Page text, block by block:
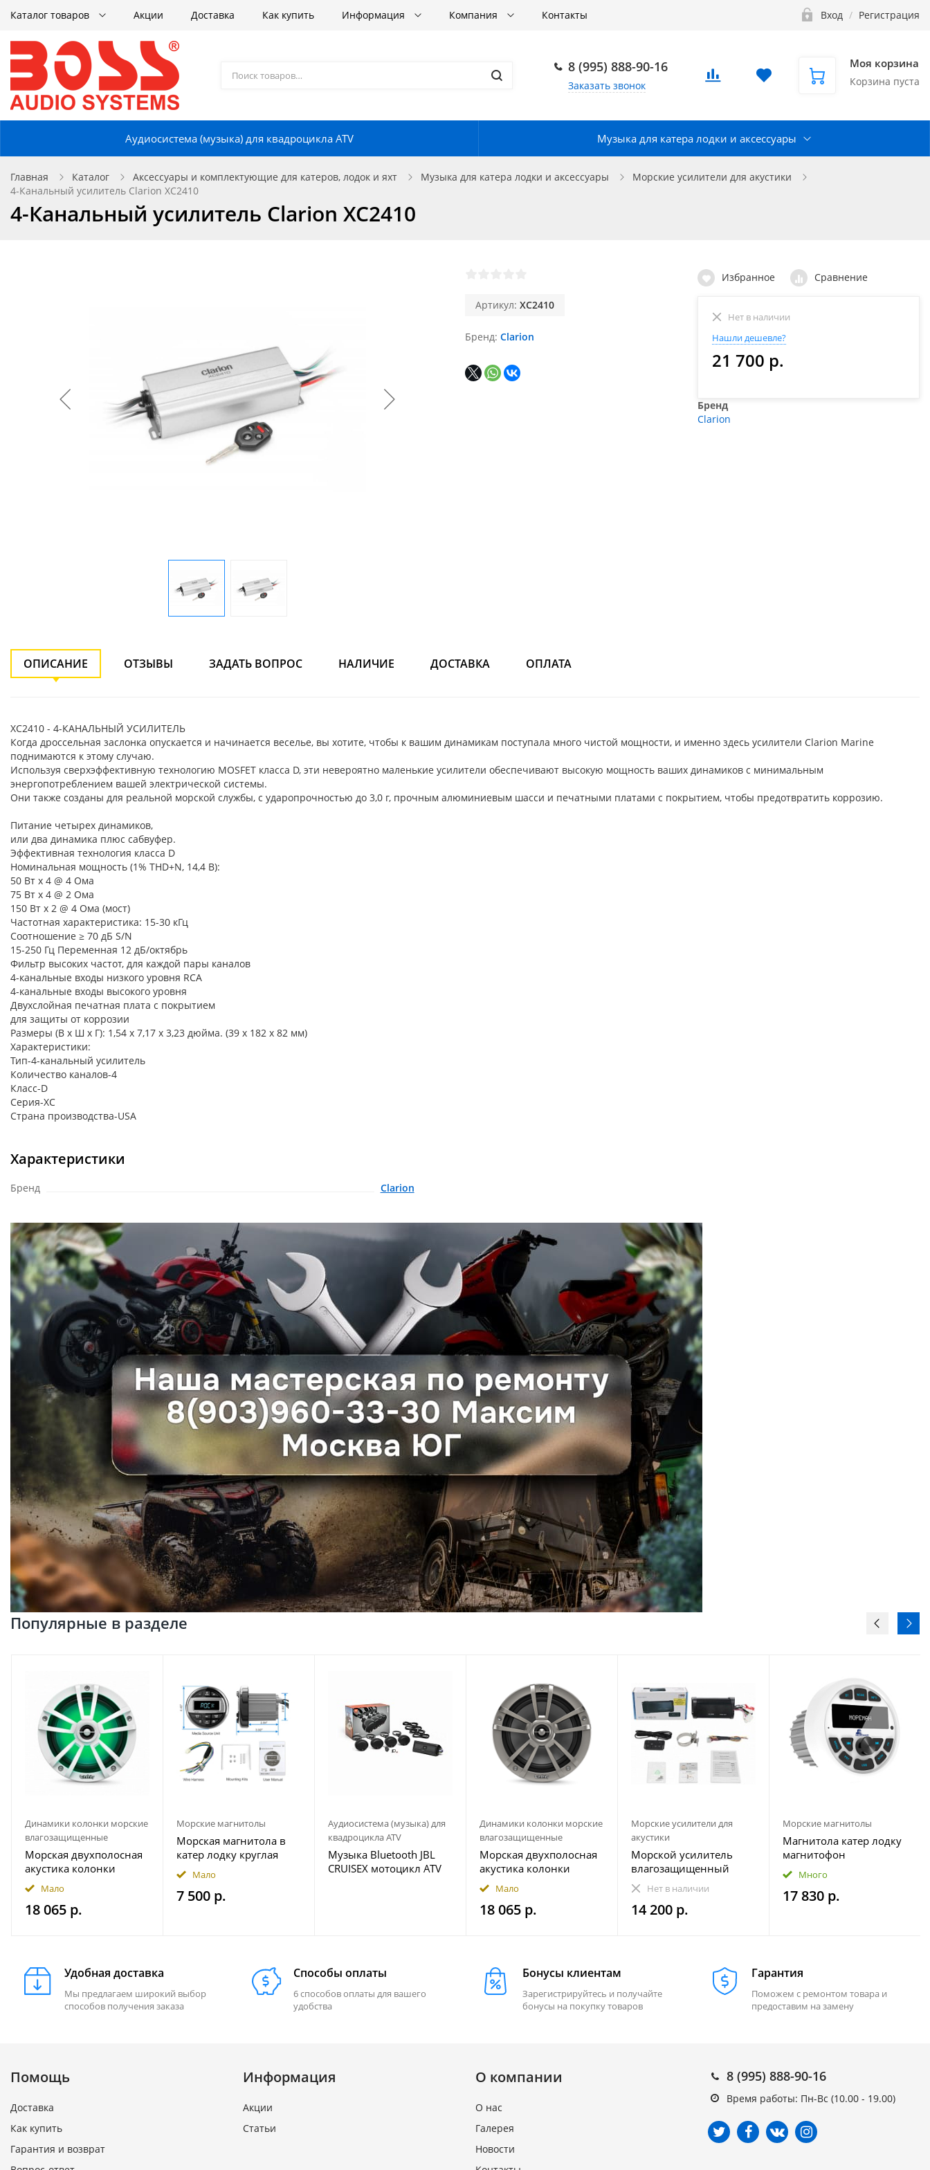
Каталог товаров Акции Доставка Как купить Информация Компания Контакты Вход / Регистрация
8 (995) 888-90-16
Заказать звонок
Моя корзина
Корзина пуста
Аудиосистема (музыка) для квадроцикла ATV Музыка для катера лодки и аксессуары
Главная Каталог Аксессуары и комплектующие для катеров, лодок и яхт Музыка для катера лодки и аксессуары
Морские усилители для акустики
4-Канальный усилитель Clarion XC2410
4-Канальный усилитель Clarion XC2410
Артикул: XC2410
Бренд Clarion
Избранное Сравнение
Нет в наличии
Нашли дешевле?
21 700 р.
Бренд
Clarion
ОПИСАНИЕ ОТЗЫВЫ ЗАДАТЬ ВОПРОС НАЛИЧИЕ ДОСТАВКА ОПЛАТА
XC2410 - 4-КАНАЛЬНЫЙ УСИЛИТЕЛЬ
Когда дроссельная заслонка опускается и начинается веселье, вы хотите, чтобы к вашим динамикам поступала много чистой мощности, и именно здесь усилители Clarion Marine
поднимаются к этому случаю.
Используя сверхэффективную технологию MOSFET класса D, эти невероятно маленькие усилители обеспечивают высокую мощность ваших динамиков с минимальным
энергопотреблением вашей электрической системы.
Они также созданы для реальной морской службы, с ударопрочностью до 3,0 г, прочным алюминиевым шасси и печатными платами с покрытием, чтобы предотвратить коррозию.
Питание четырех динамиков,
или два динамика плюс сабвуфер.
Эффективная технология класса D
Номинальная мощность (1% THD+N, 14,4 В):
50 Вт x 4 @ 4 Ома
75 Вт x 4 @ 2 Ома
150 Вт x 2 @ 4 Ома (мост)
Частотная характеристика: 15-30 кГц
Соотношение ≥ 70 дБ S/N
15-250 Гц Переменная 12 дБ/октябрь
Фильтр высоких частот, для каждой пары каналов
4-канальные входы низкого уровня RCA
4-канальные входы высокого уровня
Двухслойная печатная плата с покрытием
для защиты от коррозии
Размеры (В x Ш x Г): 1,54 x 7,17 x 3,23 дюйма. (39 x 182 x 82 мм)
Характеристики:
Тип-4-канальный усилитель
Количество каналов-4
Класс-D
Серия-XC
Страна производства-USA
Характеристики
Бренд Clarion
Популярные в разделе
Динамики колонки морские
влагозащищенные
Морская двухполосная
акустика колонки
INFINITY 622MLW
Мало
18 065 р.
Морские магнитолы
Морская магнитола в
катер лодку круглая
Bluetooth AKAMATE MS-
10RV
Мало
7 500 р.
Аудиосистема (музыка) для
квадроцикла ATV
Музыка Bluetooth JBL
CRUISEX мотоцикл ATV
Динамики колонки морские
влагозащищенные
Морская двухполосная
акустика колонки
INFINITY 622MLT
Мало
18 065 р.
Морские усилители для
акустики
Морской усилитель
влагозащищенный
Velex VX-502
Нет в наличии
14 200 р.
Морские магнитолы
Магнитола катер лодку
магнитофон
влагозащищенная
МОРЕМАН XFa-НЕ820
Много
17 830 р.
Удобная доставка
Мы предлагаем широкий выбор
способов получения заказа
Способы оплаты
6 способов оплаты для вашего
удобства
Бонусы клиентам
Зарегистрируйтесь и получайте
бонусы на покупку товаров
Гарантия
Поможем с ремонтом товара и
предоставим на замену
Помощь
Доставка
Как купить
Гарантия и возврат
Информация
Акции
Статьи
О компании
О нас
Галерея
Новости
8 (995) 888-90-16
Время работы: Пн-Вс (10.00 - 19.00)